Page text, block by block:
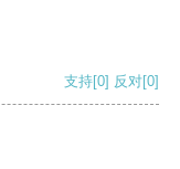
支持[0] 反对[0]